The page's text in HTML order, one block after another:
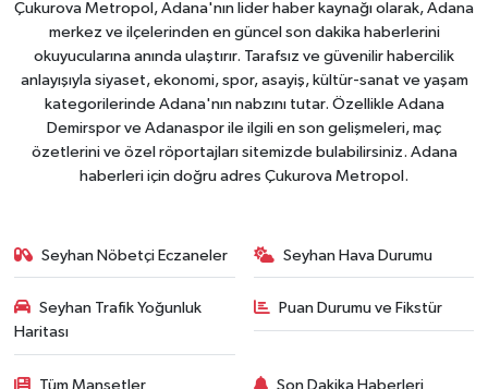
Çukurova Metropol, Adana'nın lider haber kaynağı olarak, Adana
merkez ve ilçelerinden en güncel son dakika haberlerini
okuyucularına anında ulaştırır. Tarafsız ve güvenilir habercilik
anlayışıyla siyaset, ekonomi, spor, asayiş, kültür-sanat ve yaşam
kategorilerinde Adana'nın nabzını tutar. Özellikle Adana
Demirspor ve Adanaspor ile ilgili en son gelişmeleri, maç
özetlerini ve özel röportajları sitemizde bulabilirsiniz. Adana
haberleri için doğru adres Çukurova Metropol.
Seyhan Nöbetçi Eczaneler Seyhan Hava Durumu
Seyhan Trafik Yoğunluk
Haritası
Puan Durumu ve Fikstür
Tüm Manşetler Son Dakika Haberleri